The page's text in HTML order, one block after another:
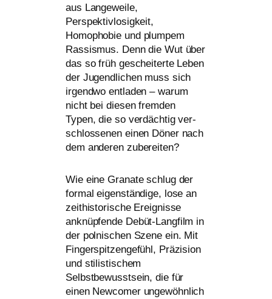
aus Langeweile,
Perspektivlosigkeit,
Homophobie und plum­pem
Rassismus. Denn die Wut über
das so früh geschei­ter­te Leben
der Jugendlichen muss sich
irgend­wo ent­la­den – war­um
nicht bei die­sen frem­den
Typen, die so ver­däch­tig ver­
schlos­se­nen einen Döner nach
dem ande­ren zubereiten?
Wie eine Granate schlug der
for­mal eigen­stän­di­ge, lose an
zeit­his­to­ri­sche Ereignisse
anknüp­fen­de Debüt-Langfilm in
der pol­ni­schen Szene ein. Mit
Fingerspitzengefühl, Präzision
und sti­lis­ti­schem
Selbstbewusstsein, die für
einen Newcomer unge­wöhn­lich